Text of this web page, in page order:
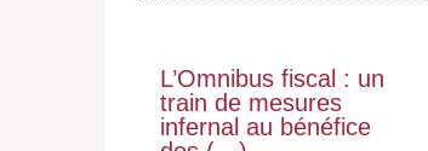
L’Omnibus fiscal : un
train de mesures
infernal au bénéfice